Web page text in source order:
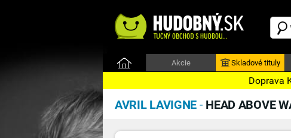
Akcie Skladové tituly
Doprava
AVRIL LAVIGNE - HEAD ABOVE